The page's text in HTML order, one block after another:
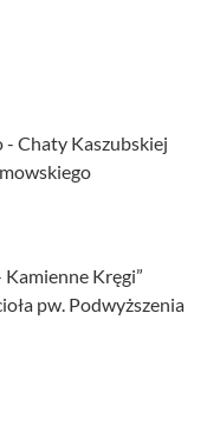
- Chaty Kaszubskiej
Kręgi”
pw. Podwyższenia